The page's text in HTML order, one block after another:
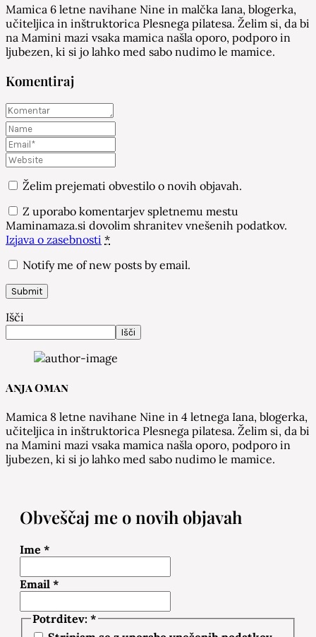
Mamica 6 letne navihane Nine in malčka Iana, blogerka,
učiteljica in inštruktorica Plesnega pilatesa. Želim si, da bi
na Mamini mazi vsaka mamica našla oporo, podporo in
ljubezen, ki si jo lahko med sabo nudimo le mamice.
Komentiraj
Želim prejemati obvestilo o novih objavah.
Z uporabo komentarjev spletnemu mestu
Maminamaza.si dovolim shranitev vnešenih podatkov.
Izjava o zasebnosti *
Notify me of new posts by email.
Išči
Išči
Anja Oman
Mamica 8 letne navihane Nine in 4 letnega Iana, blogerka,
učiteljica in inštruktorica Plesnega pilatesa. Želim si, da bi
na Mamini mazi vsaka mamica našla oporo, podporo in
ljubezen, ki si jo lahko med sabo nudimo le mamice.
Obveščaj me o novih objavah
Ime *
Email *
Potrditev: *